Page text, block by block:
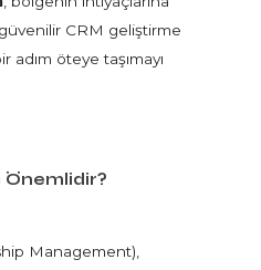
CRM geliştirme
öteye taşımayı
Önemlidir?
Management),